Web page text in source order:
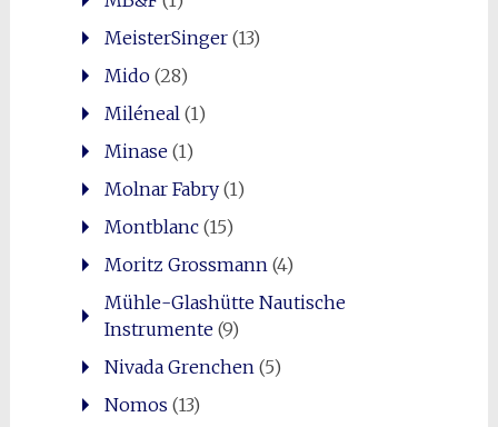
MeisterSinger(13)
Mido(28)
Miléneal (1)
Minase(1)
Molnar Fabry(1)
Montblanc(15)
Moritz Grossmann (4)
Mühle-Glashütte Nautische
Instrumente(9)
Nivada Grenchen (5)
Nomos (13)